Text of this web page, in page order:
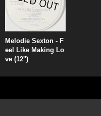
Melodie Sexton - F
eel Like Making Lo
ve (12'')